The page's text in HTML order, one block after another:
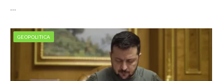
…
GEOPOLITICA